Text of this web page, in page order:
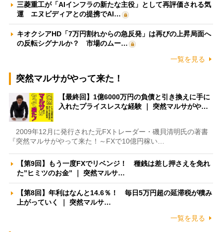
三菱重工が「AIインフラの新たな主役」として再評価される気
運 エヌビディアとの提携でAI…
キオクシアHD「7万円割れからの急反発」は再びの上昇局面へ
の反転シグナルか？ 市場のムー…
一覧を見る
突然マルサがやって来た！
【最終回】1億6000万円の負債と引き換えに手に
入れたプライスレスな経験 ｜ 突然マルサがや…
2009年12月に発行された元FXトレーダー・磯貝清明氏の著書
『突然マルサがやって来た！～FXで10億円稼い…
【第9回】もう一度FXでリベンジ！ 種銭は差し押さえを免れ
た”ヒミツのお金” ｜ 突然マルサ…
【第8回】年利はなんと14.6％！ 毎日5万円超の延滞税が積み
上がっていく ｜ 突然マルサ…
一覧を見る